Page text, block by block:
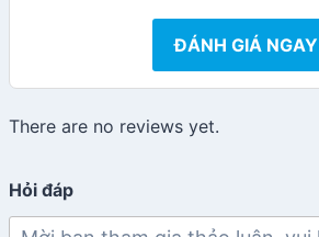
ĐÁNH GIÁ NGAY
There are no reviews yet.
Hỏi đáp